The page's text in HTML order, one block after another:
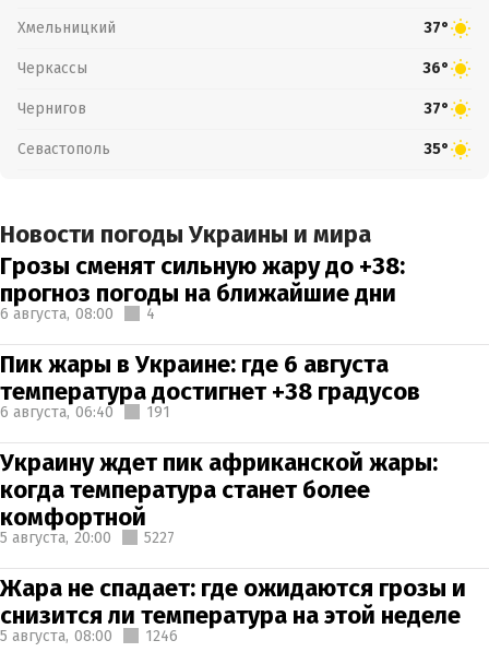
Хмельницкий 37°
Черкассы 36°
Чернигов 37°
Севастополь 35°
Новости погоды Украины и мира
Грозы сменят сильную жару до +38:
прогноз погоды на ближайшие дни
6 августа, 08:00 4
Пик жары в Украине: где 6 августа
температура достигнет +38 градусов
6 августа, 06:40 191
Украину ждет пик африканской жары:
когда температура станет более
комфортной
5 августа, 20:00 5227
Жара не спадает: где ожидаются грозы и
снизится ли температура на этой неделе
5 августа, 08:00 1246